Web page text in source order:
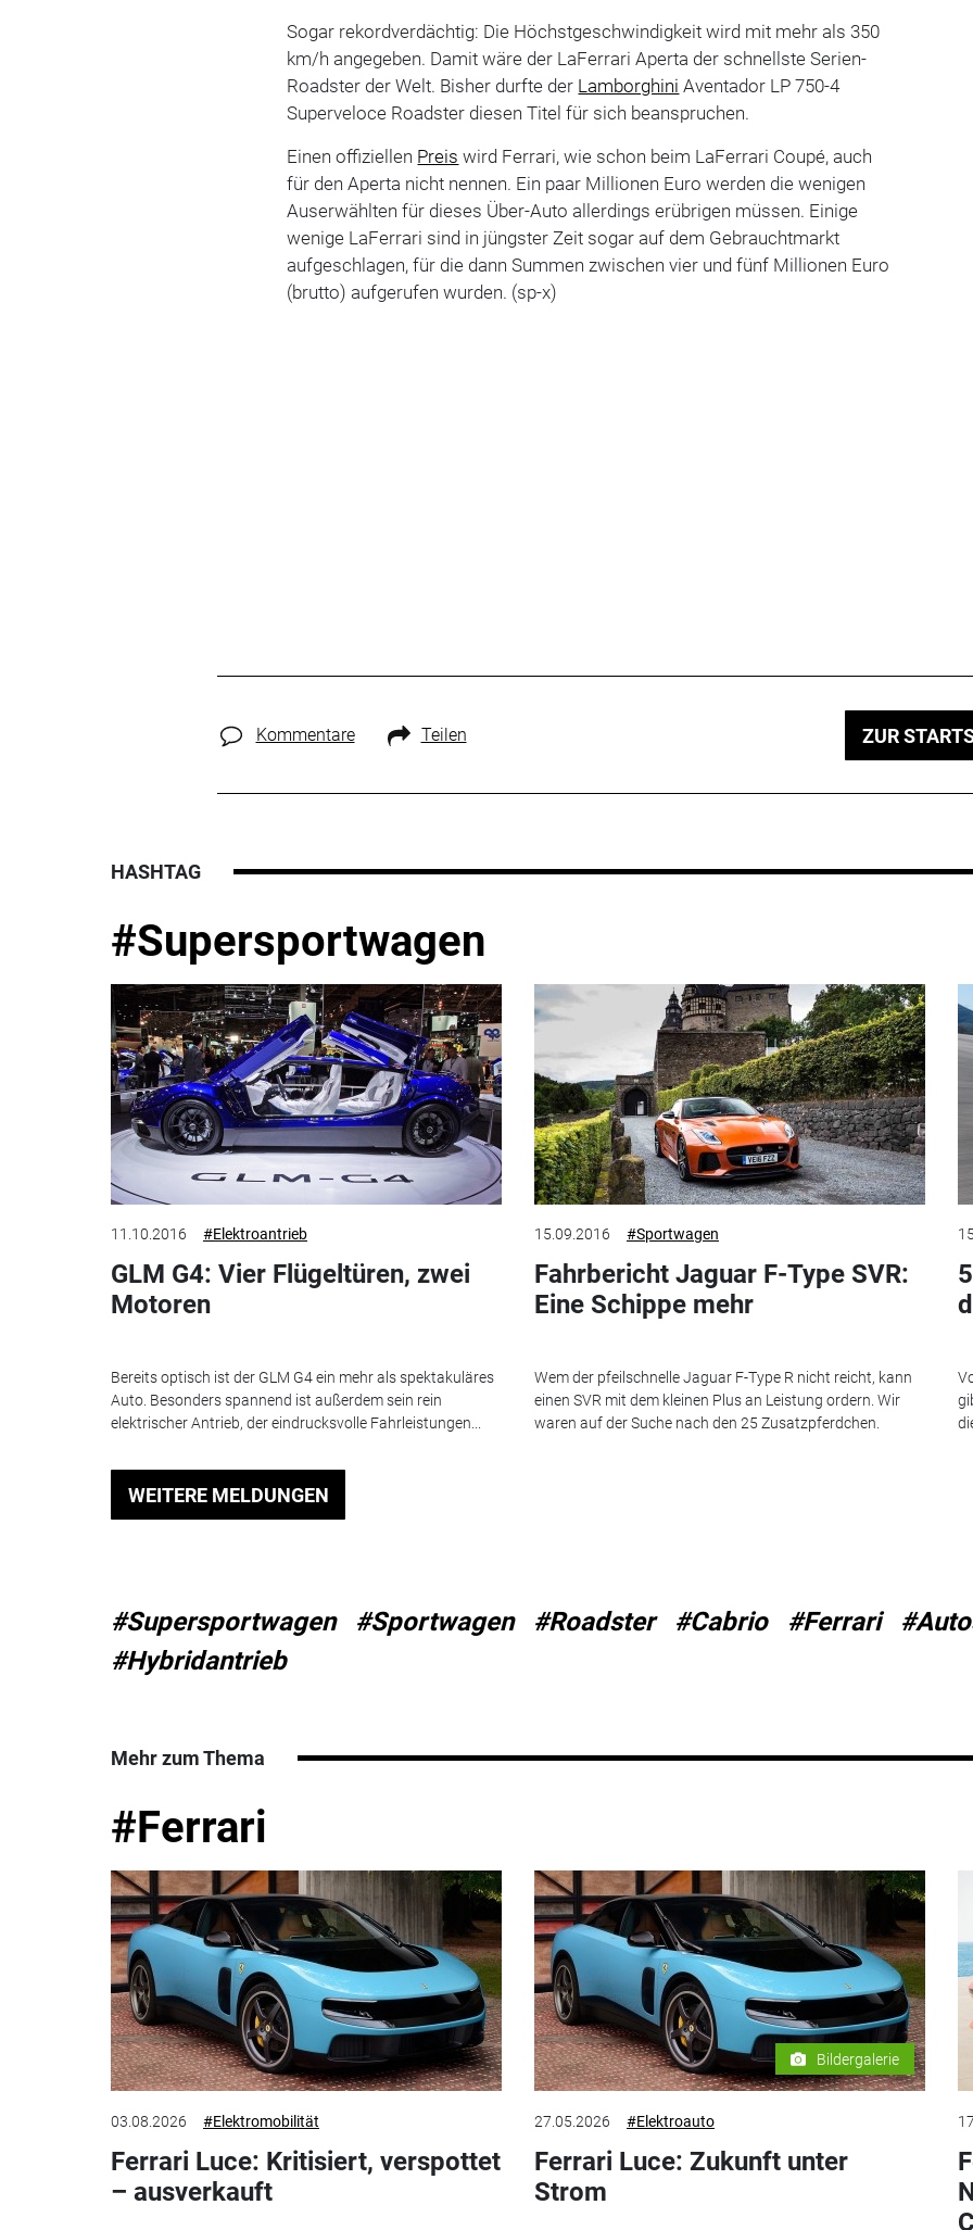
Sogar rekordverdächtig: Die Höchstgeschwindigkeit wird mit mehr als 350
km/h angegeben. Damit wäre der LaFerrari Aperta der schnellste Serien-
Roadster der Welt. Bisher durfte der Lamborghini Aventador LP 750-4
Superveloce Roadster diesen Titel für sich beanspruchen.
Einen offiziellen Preis wird Ferrari, wie schon beim LaFerrari Coupé, auch
für den Aperta nicht nennen. Ein paar Millionen Euro werden die wenigen
Auserwählten für dieses Über-Auto allerdings erübrigen müssen. Einige
wenige LaFerrari sind in jüngster Zeit sogar auf dem Gebrauchtmarkt
aufgeschlagen, für die dann Summen zwischen vier und fünf Millionen Euro
(brutto) aufgerufen wurden. (sp-x)
Kommentare Teilen ZUR
HASHTAG
#Supersportwagen
11.10.2016 #Elektroantrieb
GLM G4: Vier Flügeltüren, zwei
Motoren
Bereits optisch ist der GLM G4 ein mehr als spektakuläres
Auto. Besonders spannend ist außerdem sein rein
elektrischer Antrieb, der eindrucksvolle Fahrleistungen...
15.09.2016 #Sportwagen
Fahrbericht Jaguar F-Type SVR:
Eine Schippe mehr
Wem der pfeilschnelle Jaguar F-Type R nicht reicht, kann
einen SVR mit dem kleinen Plus an Leistung ordern. Wir
waren auf der Suche nach den 25 Zusatzpferdchen.
WEITERE MELDUNGEN
#Supersportwagen #Sportwagen #Roadster #Cabrio #Ferrari
#Hybridantrieb
Mehr zum Thema
#Ferrari
03.08.2026 #Elektromobilität
Ferrari Luce: Kritisiert, verspottet
– ausverkauft
Bildergalerie
27.05.2026 #Elektroauto
Ferrari Luce: Zukunft unter
Strom